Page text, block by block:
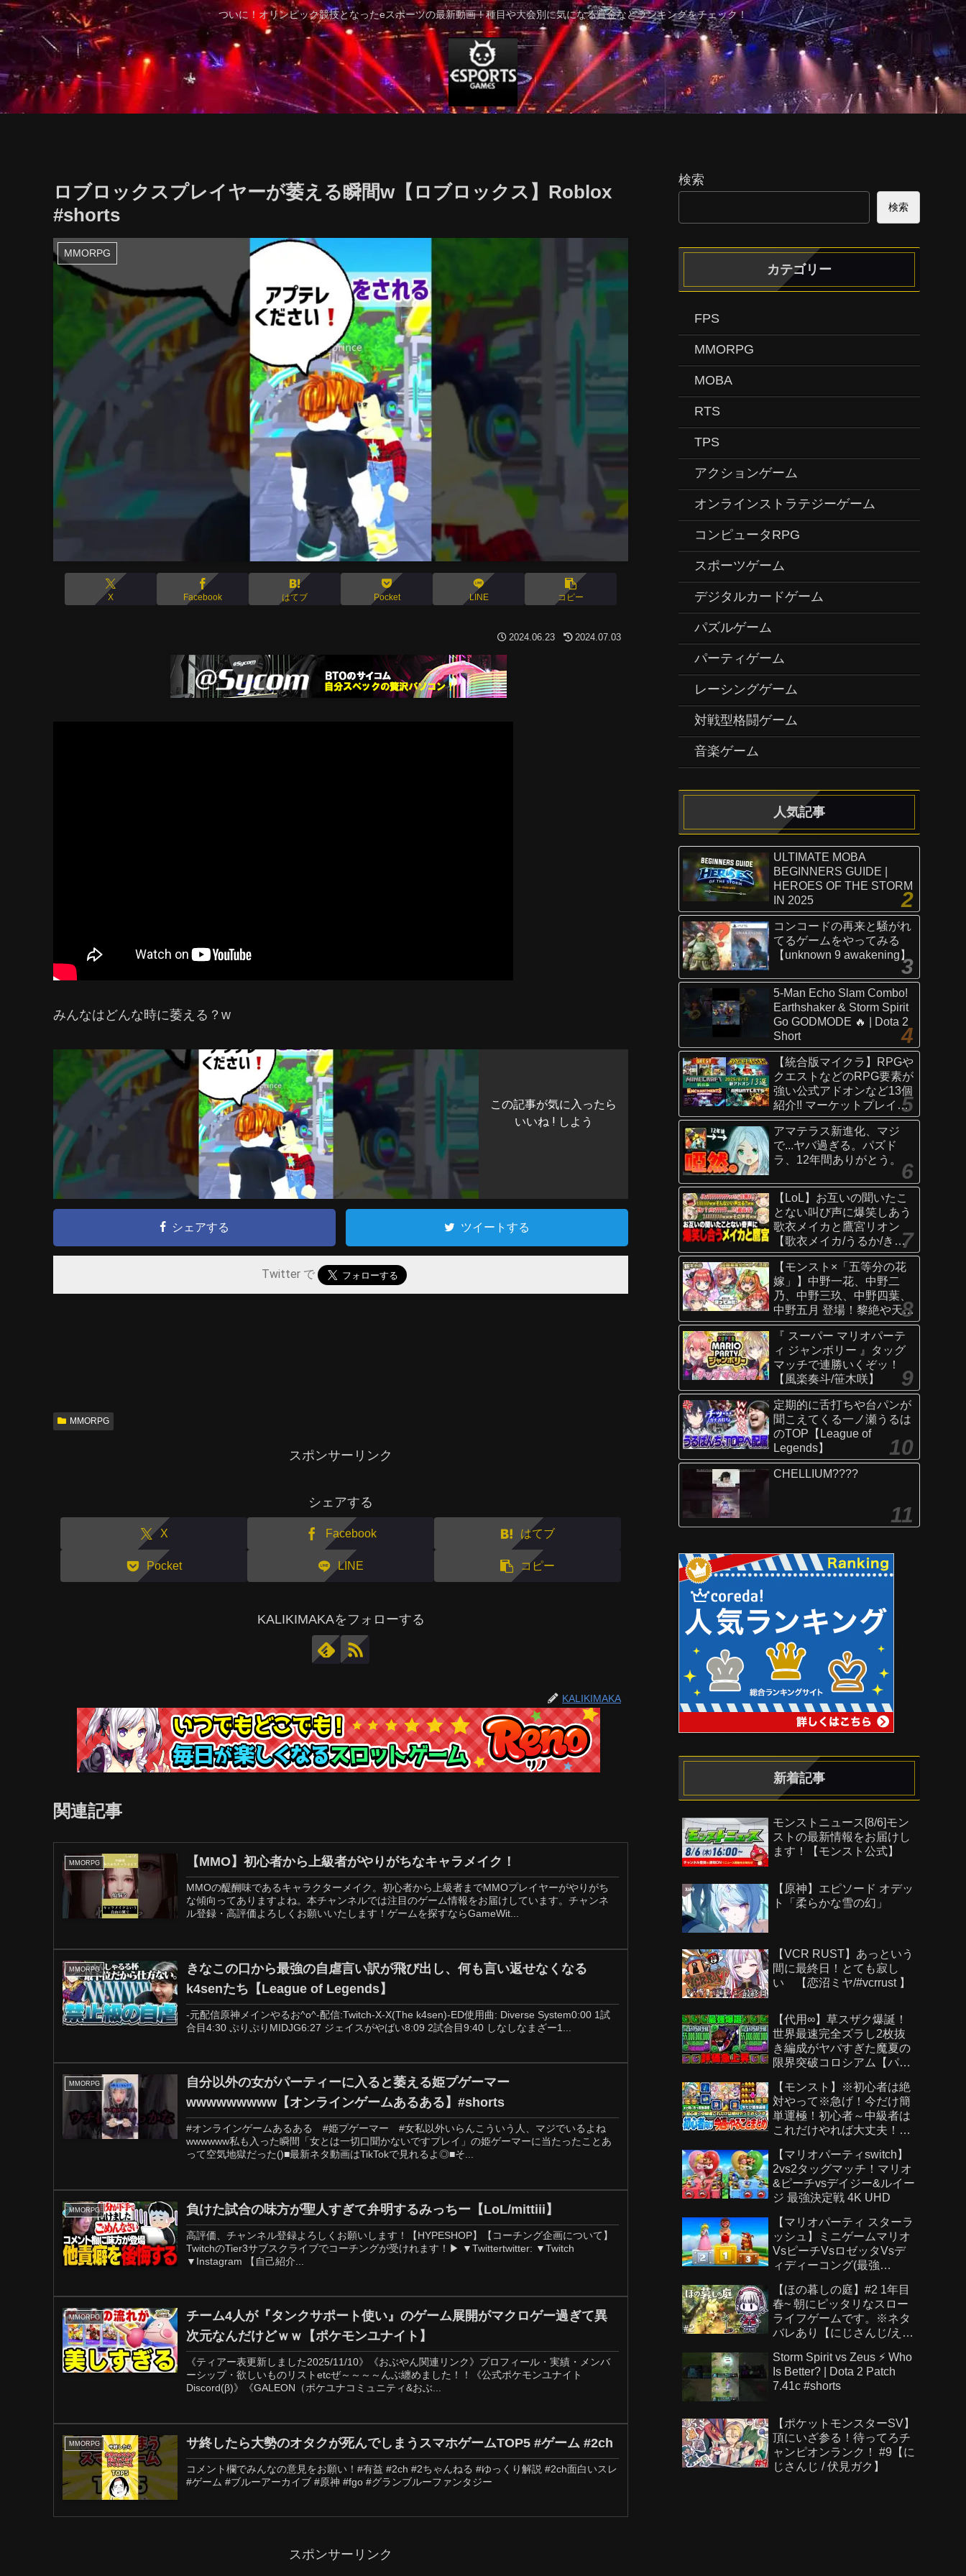
ついに！オリンピック競技となったeスポーツの最新動画！種目や大会別に気になる賞金などランキングをチェック！
ロブロックスプレイヤーが萎える瞬間w【ロブロックス】Roblox
#shorts
MMORPG
X Facebook はてブ Pocket LINE コピー
2024.06.23 2024.07.03
みんなはどんな時に萎える？w
この記事が気に入ったら
いいね ! しよう
シェアする ツイートする
Twitter で
MMORPG
スポンサーリンク
シェアする
X Facebook はてブ
Pocket LINE コピー
KALIKIMAKAをフォローする
KALIKIMAKA
関連記事
MMORPG 【MMO】初心者から上級者がやりがちなキャラメイク！
MMOの醍醐味であるキャラクターメイク。初心者から上級者までMMOプレイヤーがやりがち
な傾向ってありますよね。本チャンネルでは注目のゲーム情報をお届けしています。チャンネ
ル登録・高評価よろしくお願いいたします！ゲームを探すならGameWit...
MMORPG
きなこの口から最強の自虐言い訳が飛び出し、何も言い返せなくなる
k4senたち【League of Legends】
-元配信原神メインやるお^o^-配信:Twitch-X-X(The k4sen)-ED使用曲: Diverse System0:00 1試
合目4:30 ぷりぷりMIDJG6:27 ジェイスがやばい8:09 2試合目9:40 しなしなまざー1...
MMORPG
自分以外の女がパーティーに入ると萎える姫プゲーマー
wwwwwwwww【オンラインゲームあるある】#shorts
#オンラインゲームあるある #姫プゲーマー #女私以外いらんこういう人、マジでいるよね
wwwwww私も入った瞬間「女とは一切口聞かないですプレイ」の姫ゲーマーに当たったことあ
って空気地獄だった()■最新ネタ動画はTikTokで見れるよ◎■そ...
MMORPG 負けた試合の味方が聖人すぎて弁明するみっちー【LoL/mittiii】
高評価、チャンネル登録よろしくお願いします！【HYPESHOP】【コーチング企画について】
TwitchのTier3サブスクライブでコーチングが受けれます！▶ ▼Twittertwitter: ▼Twitch
▼Instagram 【自己紹介...
MMORPG
チーム4人が『タンクサポート使い』のゲーム展開がマクロゲー過ぎて異
次元なんだけどｗｗ【ポケモンユナイト】
《ティアー表更新しました2025/11/10》《おぶやん関連リンク》プロフィール・実績・メンバ
ーシップ・欲しいものリストetcぜ～～～～んぶ纏めました！！《公式ポケモンユナイト
Discord(β)》《GALEON（ポケユナコミュニティ&おぶ...
MMORPG サ終したら大勢のオタクが死んでしまうスマホゲームTOP5 #ゲーム #2ch
コメント欄でみんなの意見をお願い！#有益 #2ch #2ちゃんねる #ゆっくり解説 #2ch面白いスレ
#ゲーム #ブルーアーカイブ #原神 #fgo #グランブルーファンタジー
スポンサーリンク
検索
検索
カテゴリー
FPS
MMORPG
MOBA
RTS
TPS
アクションゲーム
オンラインストラテジーゲーム
コンピュータRPG
スポーツゲーム
デジタルカードゲーム
パズルゲーム
パーティゲーム
レーシングゲーム
対戦型格闘ゲーム
音楽ゲーム
人気記事
ULTIMATE MOBA
BEGINNERS GUIDE |
HEROES OF THE STORM
IN 2025
コンコードの再来と騒がれ
てるゲームをやってみる
【unknown 9 awakening】
5-Man Echo Slam Combo!
Earthshaker & Storm Spirit
Go GODMODE 🔥 | Dota 2
Short
【統合版マイクラ】RPGや
クエストなどのRPG要素が
強い公式アドオンなど13個
紹介!! マーケットプレイス
情報
【Switch/Win10/PE/PS/Xb
ox】
アマテラス新進化、マジ
で...ヤバ過ぎる。パズド
ラ、12年間ありがとう。
【LoL】お互いの聞いたこ
とない叫び声に爆笑しあう
歌衣メイカと鷹宮リオン
【歌衣メイカ/うるか/きな
こ/ありさか/鷹宮リオン】
【モンスト×「五等分の花
嫁」】中野一花、中野二
乃、中野三玖、中野四葉、
中野五月 登場！黎絶や天魔
の孤城〜空中庭園〜などで
活躍！オリジナルSSにも注
目！【新キャラ使ってみた
｜モンスト公式】
『 スーパー マリオパーテ
ィ ジャンボリー 』タッグ
マッチで連勝いくぞッ！
【風楽奏斗/笹木咲】
定期的に舌打ちや台パンが
聞こえてくる一ノ瀬うるは
のTOP【League of
Legends】
CHELLIUM????
新着記事
モンストニュース[8/6]モン
ストの最新情報をお届けし
ます！【モンスト公式】
【原神】エピソード オデッ
ト「柔らかな雪の幻」
【VCR RUST】あっという
間に最終日！とても寂し
い 【恋沼ミヤ/#vcrrust 】
【代用∞】草スザク爆誕！
世界最速完全ズラし2枚抜
き編成がヤバすぎた魔夏の
限界突破コロシアム【パズ
【モンスト】※初心者は絶
対やって※急げ！今だけ簡
単運極！初心者～中級者は
これだけやれば大丈夫！作
い運極を見逃すな！【モン
スト夏休み2026】へっぽこ
ストライカー
【マリオパーティswitch】
2vs2タッグマッチ！マリオ
&ピーチvsデイジー&ルイー
ジ 最強決定戦 4K UHD
【マリオパーティ スターラ
ッシュ】ミニゲームマリオ
VsピーチVsロゼッタVsデ
ィディーコング(最強
【ほの暮しの庭】#2 1年目
春~ 朝にピッタリなスロー
ライフゲームです。※ネタ
バレあり【にじさんじ/え
Storm Spirit vs Zeus ⚡ Who
Is Better? | Dota 2 Patch
7.41c #shorts
【ポケットモンスターSV】
頂にいざ参る！待ってろチ
ャンピオンランク！ #9【に
じさんじ / 伏見ガク】